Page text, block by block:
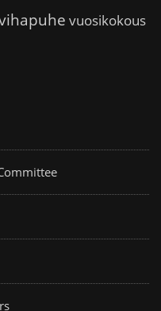
vuosikokous